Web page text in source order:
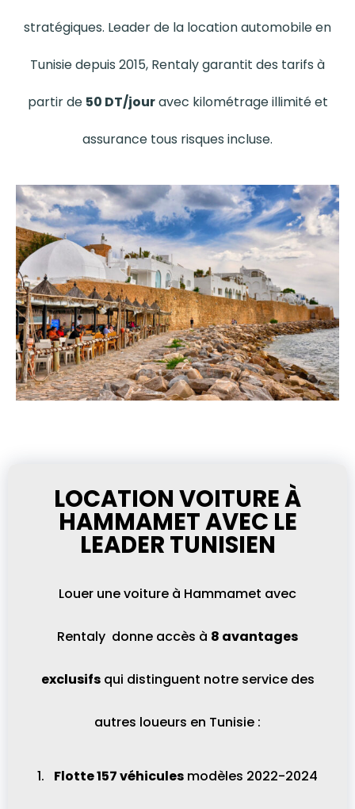
stratégiques. Leader de la location automobile en
Tunisie depuis 2015, Rentaly garantit des tarifs à
partir de 50 DT/jouravec kilométrage illimité et
assurance tous risques incluse.
LOCATION VOITURE À
HAMMAMET AVEC LE
LEADER TUNISIEN
Louer une voiture à Hammamet avec
Rentaly donne accès à 8 avantages
exclusifsqui distinguent notre service des
autres loueurs en Tunisie :
Flotte 157 véhiculesmodèles 2022-2024